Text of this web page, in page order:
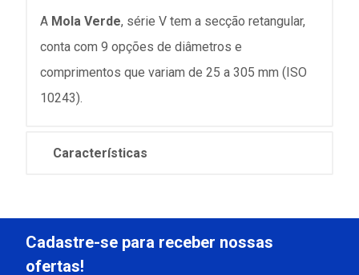
A Mola Verde, série V tem a secção retangular,
conta com 9 opções de diâmetros e
comprimentos que variam de 25 a 305 mm (ISO
10243).
Características
Cadastre-se para receber nossas
ofertas!